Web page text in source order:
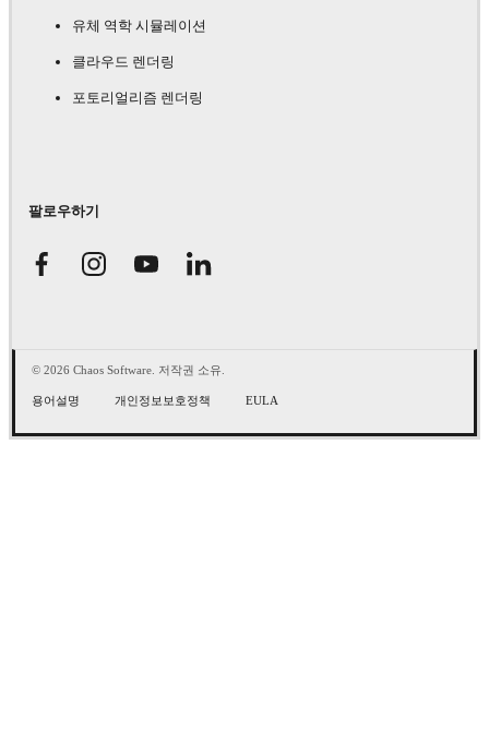
유체 역학 시뮬레이션
클라우드 렌더링
포토리얼리즘 렌더링
팔로우하기
© 2026 Chaos Software. 저작권 소유.
용어설명 개인정보보호정책 EULA